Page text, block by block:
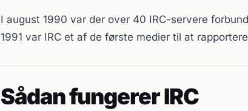
I august 1990 var der over 40 IRC-servere
1991 var IRC et af de første medier til at
Sådan fungerer IRC